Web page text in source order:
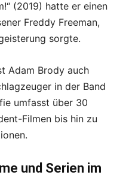
(2019) hatte er einen
Freddy Freeman,
sorgte.
Adam Brody auch
in der Band
umfasst über 30
Filmen bis hin zu
und Serien im